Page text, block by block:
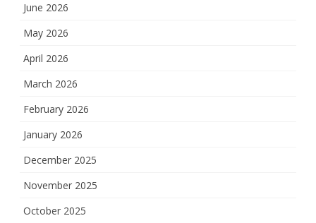
June 2026
May 2026
April 2026
March 2026
February 2026
January 2026
December 2025
November 2025
October 2025